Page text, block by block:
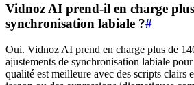
Vidnoz AI prend-il en charge
synchronisation labiale ?#
Oui. Vidnoz AI prend en charge plus de
ajustements de synchronisation labiale
qualité est meilleure avec des scripts clairs